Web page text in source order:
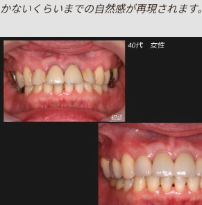
かないくらいまでの自然感が再現されます。